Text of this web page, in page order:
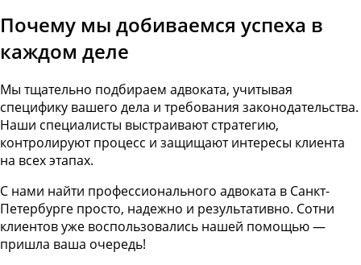
Почему мы добиваемся успеха в
каждом деле
Мы тщательно подбираем адвоката, учитывая
специфику вашего дела и требования законодательства.
Наши специалисты выстраивают стратегию,
контролируют процесс и защищают интересы клиента
на всех этапах.
С нами найти профессионального адвоката в Санкт-
Петербурге просто, надежно и результативно. Сотни
клиентов уже воспользовались нашей помощью —
пришла ваша очередь!